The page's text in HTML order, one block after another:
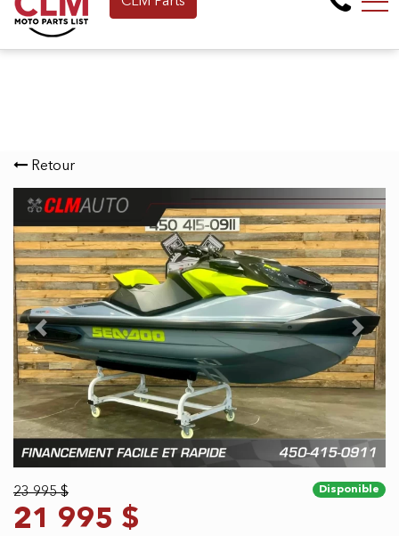
Faites une demande de
265 Montée de la baie, Pointe-Calumet, QC, CA J0N 1G2
EN
Retour
Previous Next
23 995 $
21 995 $
Disponible